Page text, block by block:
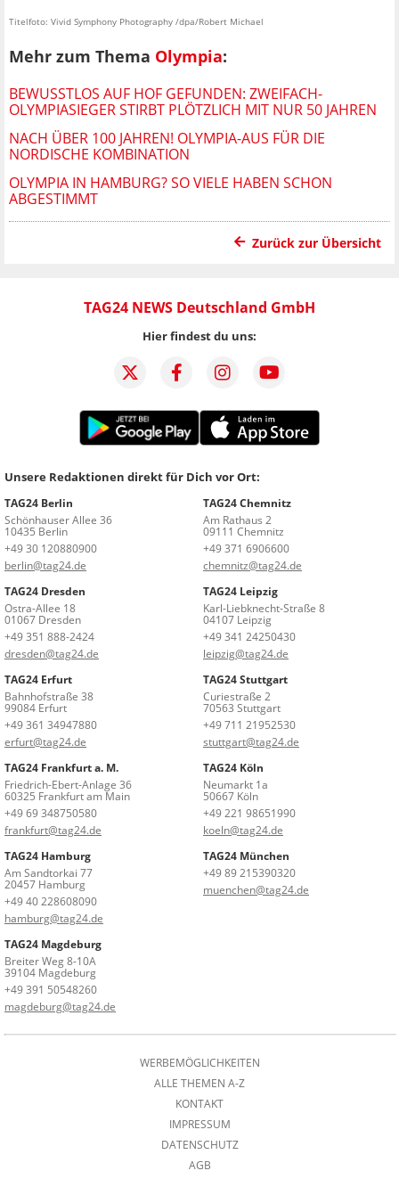
Titelfoto: Vivid Symphony Photography /dpa/Robert Michael
Mehr zum Thema Olympia:
BEWUSSTLOS AUF HOF GEFUNDEN: ZWEIFACH-
OLYMPIASIEGER STIRBT PLÖTZLICH MIT NUR 50 JAHREN
NACH ÜBER 100 JAHREN! OLYMPIA-AUS FÜR DIE
NORDISCHE KOMBINATION
OLYMPIA IN HAMBURG? SO VIELE HABEN SCHON
ABGESTIMMT
Zurück zur Übersicht
TAG24 NEWS Deutschland GmbH
Hier findest du uns:
Unsere Redaktionen direkt für Dich vor Ort:
TAG24 Berlin
Schönhauser Allee 36
10435 Berlin
+49 30 120880900
berlin@tag24.de
TAG24 Chemnitz
Am Rathaus 2
09111 Chemnitz
+49 371 6906600
chemnitz@tag24.de
TAG24 Dresden
Ostra-Allee 18
01067 Dresden
+49 351 888-2424
dresden@tag24.de
TAG24 Leipzig
Karl-Liebknecht-Straße 8
04107 Leipzig
+49 341 24250430
leipzig@tag24.de
TAG24 Erfurt
Bahnhofstraße 38
99084 Erfurt
+49 361 34947880
erfurt@tag24.de
TAG24 Stuttgart
Curiestraße 2
70563 Stuttgart
+49 711 21952530
stuttgart@tag24.de
TAG24 Frankfurt a. M.
Friedrich-Ebert-Anlage 36
60325 Frankfurt am Main
+49 69 348750580
frankfurt@tag24.de
TAG24 Köln
Neumarkt 1a
50667 Köln
+49 221 98651990
koeln@tag24.de
TAG24 Hamburg
Am Sandtorkai 77
20457 Hamburg
+49 40 228608090
hamburg@tag24.de
TAG24 München
+49 89 215390320
muenchen@tag24.de
TAG24 Magdeburg
Breiter Weg 8-10A
39104 Magdeburg
+49 391 50548260
magdeburg@tag24.de
WERBEMÖGLICHKEITEN
ALLE THEMEN A-Z
KONTAKT
IMPRESSUM
DATENSCHUTZ
AGB